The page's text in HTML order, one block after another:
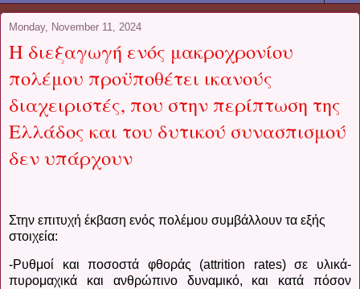
Monday, November 11, 2024
H διεξαγωγή ενός μακροχρονίου
πολέμου προϋποθέτει ικανούς
διαχειριστές, που στην περίπτωση της
Ελλάδος και του δυτικού συνασπισμού
δεν υπάρχουν
Στην επιτυχή έκβαση ενός πολέμου συμβάλλουν τα εξής
στοιχεία:
-Ρυθμοί και ποσοστά φθοράς (attrition rates) σε υλικά-
πυρομαχικά και ανθρώπινο δυναμικό, και κατά πόσον